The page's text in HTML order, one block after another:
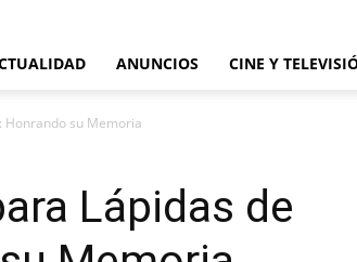
ANUNCIOS CINE Y
Honrando su Memoria
Lápidas de